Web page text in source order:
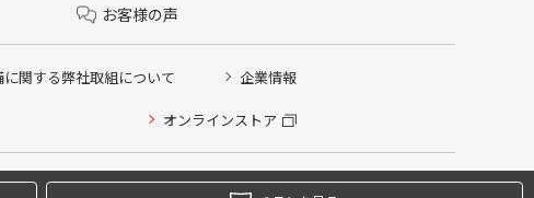
お客様の声
関する弊社取組について 企業情報
オンラインストア